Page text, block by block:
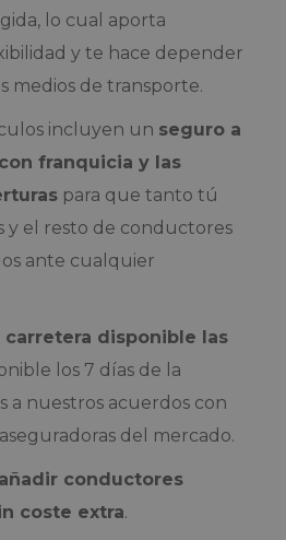
lo cual aporta
y te hace depender
medios de transporte.
incluyen un seguro a
franquicia y las
para que tanto tú
y el resto de conductores
ante cualquier
carretera disponible las
los 7 días de la
a nuestros acuerdos con
del mercado.
añadir conductores
coste extra.